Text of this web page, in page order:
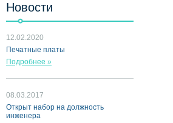
Новости
12.02.2020
Печатные платы
Подробнее »
08.03.2017
Открыт набор на должность
инженера